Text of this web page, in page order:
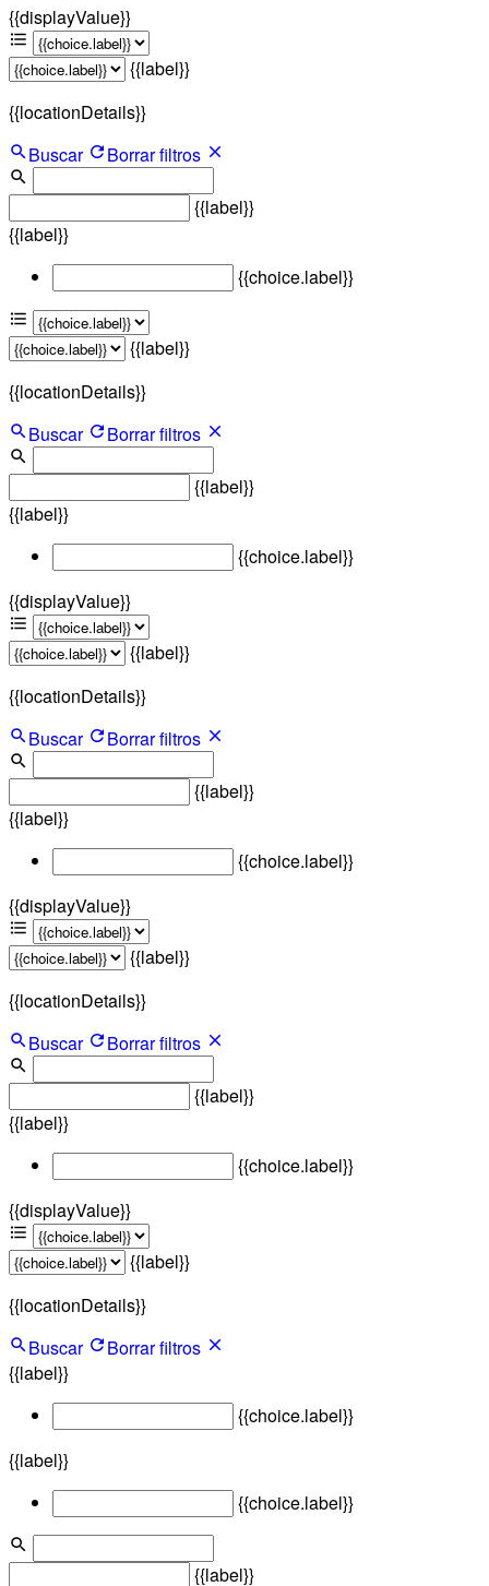
{{displayValue}}
{{label}}
{{locationDetails}}
Buscar
Borrar filtros
{{label}}
{{label}}
{{choice.label}}
{{label}}
{{locationDetails}}
Buscar
Borrar filtros
{{label}}
{{label}}
{{choice.label}}
{{displayValue}}
{{label}}
{{locationDetails}}
Buscar
Borrar filtros
{{label}}
{{label}}
{{choice.label}}
{{displayValue}}
{{label}}
{{locationDetails}}
Buscar
Borrar filtros
{{label}}
{{label}}
{{choice.label}}
{{displayValue}}
{{label}}
{{locationDetails}}
Buscar
Borrar filtros
{{label}}
{{choice.label}}
{{label}}
{{choice.label}}
{{label}}